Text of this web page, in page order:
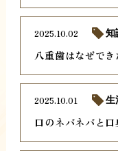
八重歯はなぜで
2025.10.02 知
口のネバネバと
2025.10.01 生